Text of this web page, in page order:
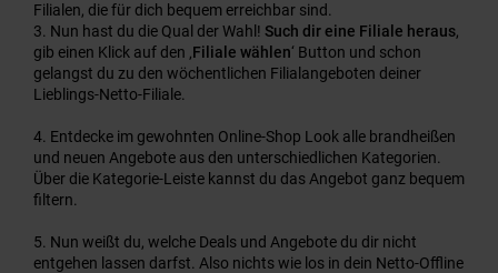
Filialen, die für dich bequem erreichbar sind.
Nun hast du die Qual der Wahl! Such dir eine Filiale heraus,
gib einen Klick auf den ‚ Filiale wählen‘ Button und schon
gelangst du zu den wöchentlichen Filialangeboten deiner
Lieblings-Netto-Filiale.
Entdecke im gewohnten Online-Shop Look alle brandheißen
und neuen Angebote aus den unterschiedlichen Kategorien.
Über die Kategorie-Leiste kannst du das Angebot ganz bequem
filtern.
Nun weißt du, welche Deals und Angebote du dir nicht
entgehen lassen darfst. Also nichts wie los in dein Netto-Offline